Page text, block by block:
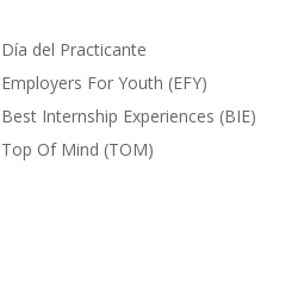
Día del Practicante
Employers For Youth (EFY)
Best Internship Experiences (BIE)
Top Of Mind (TOM)